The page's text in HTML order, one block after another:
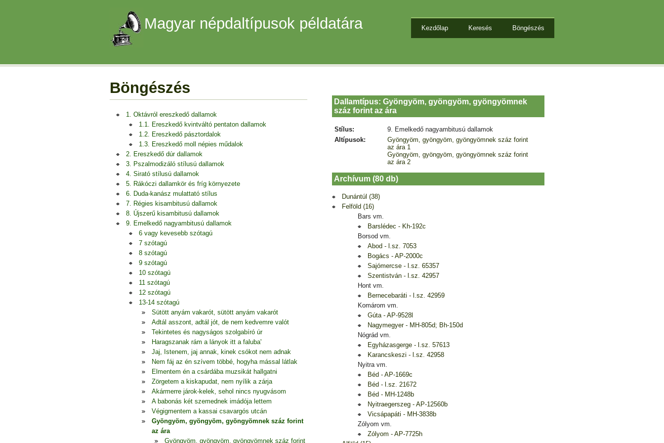
Magyar népdaltípusok példatára Kezdőlap Keresés Böngészés
Böngészés
1. Oktávról ereszkedő dallamok
1.1. Ereszkedő kvintváltó pentaton dallamok
1.2. Ereszkedő pásztordalok
1.3. Ereszkedő moll népies műdalok
2. Ereszkedő dúr dallamok
3. Pszalmodizáló stílusú dallamok
4. Sirató stílusú dallamok
5. Rákóczi dallamkör és fríg környezete
6. Duda-kanász mulattató stílus
7. Régies kisambitusú dallamok
8. Újszerű kisambitusú dallamok
9. Emelkedő nagyambitusú dallamok
6 vagy kevesebb szótagú
7 szótagú
8 szótagú
9 szótagú
10 szótagú
11 szótagú
12 szótagú
13-14 szótagú
Sütött anyám vakarót, sütött anyám vakarót
Adtál asszont, adtál jót, de nem kedvemre valót
Tekintetes és nagyságos szolgabíró úr
Haragszanak rám a lányok itt a faluba'
Jaj, Istenem, jaj annak, kinek csókot nem adnak
Nem fáj az én szívem többé, hogyha mással látlak
Elmentem én a csárdába muzsikát hallgatni
Zörgetem a kiskapudat, nem nyílik a zárja
Akármerre járok-kelek, sehol nincs nyugvásom
A babonás két szemednek imádója lettem
Végigmentem a kassai csavargós utcán
Gyöngyöm, gyöngyöm, gyöngyömnek száz forint
az ára
Gyöngyöm, gyöngyöm, gyöngyömnek száz forint
Dallamtípus: Gyöngyöm, gyöngyöm, gyöngyömnek
száz forint az ára
Stílus:
9. Emelkedő nagyambitusú dallamok
Altípusok:
Gyöngyöm, gyöngyöm, gyöngyömnek száz forint
az ára 1
Gyöngyöm, gyöngyöm, gyöngyömnek száz forint
az ára 2
Archívum (80 db)
Dunántúl (38)
Felföld (16)
Bars vm.
Barslédec - Kh-192c
Borsod vm.
Abod - l.sz. 7053
Bogács - AP-2000c
Sajómercse - l.sz. 65357
Szentistván - l.sz. 42957
Hont vm.
Bernecebaráti - l.sz. 42959
Komárom vm.
Gúta - AP-9528l
Nagymegyer - MH-805d; Bh-150d
Nógrád vm.
Egyházasgerge - l.sz. 57613
Karancskeszi - l.sz. 42958
Nyitra vm.
Béd - AP-1669c
Béd - l.sz. 21672
Béd - MH-1248b
Nyitraegerszeg - AP-12560b
Vicsápapáti - MH-3838b
Zólyom vm.
Zólyom - AP-7725h